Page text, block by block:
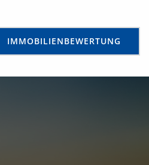
IMMOBILIENBEWERTUNG